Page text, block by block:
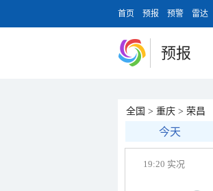
首页 预报 预警 雷达
预报
全国 > 重庆 > 荣昌
今天
19:20 实况